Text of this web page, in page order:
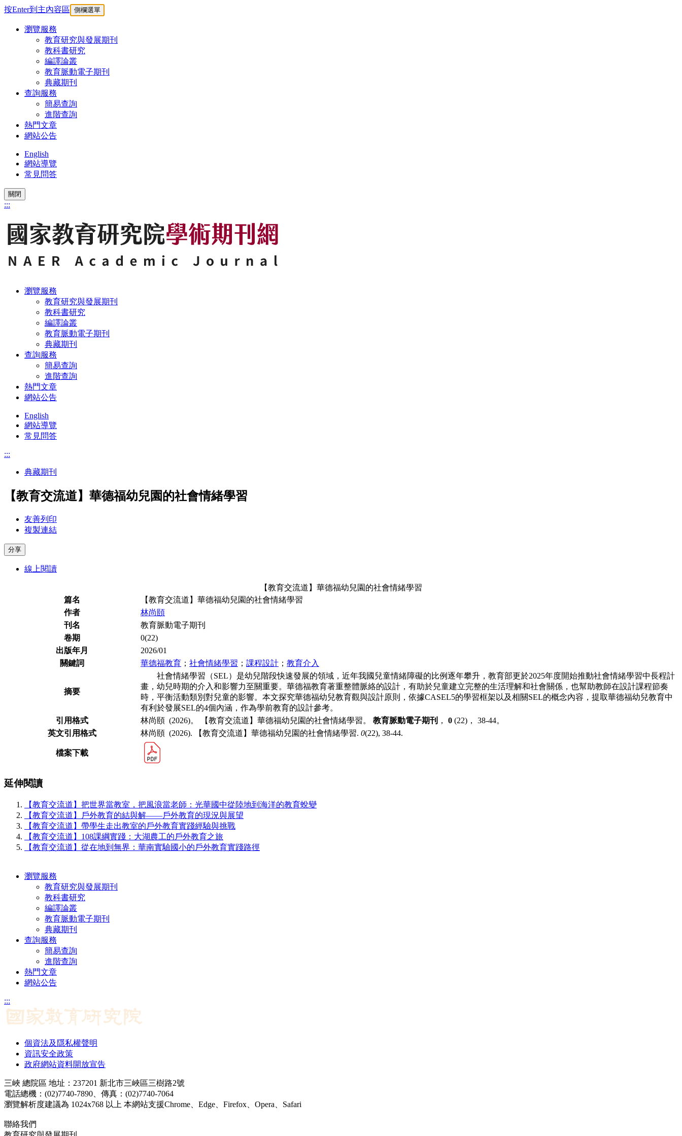
按Enter到主內容區 側欄選單
瀏覽服務
教育研究與發展期刊
教科書研究
編譯論叢
教育脈動電子期刊
典藏期刊
查詢服務
簡易查詢
進階查詢
熱門文章
網站公告
English
網站導覽
常見問答
關閉
:::
瀏覽服務
教育研究與發展期刊
教科書研究
編譯論叢
教育脈動電子期刊
典藏期刊
查詢服務
簡易查詢
進階查詢
熱門文章
網站公告
English
網站導覽
常見問答
:::
典藏期刊
【教育交流道】華德福幼兒園的社會情緒學習
友善列印
複製連結
分享
線上閱讀
【教育交流道】華德福幼兒園的社會情緒學習
篇名
【教育交流道】華德福幼兒園的社會情緒學習
作者
林尚頤
刊名
教育脈動電子期刊
卷期
0(22)
出版年月
2026/01
關鍵詞
華德福教育 ； 社會情緒學習 ； 課程設計 ； 教育介入
摘要
社會情緒學習（SEL）是幼兒階段快速發展的領域，近年我國兒童情緒障礙的比例逐年攀升，教育部更於2025年度開始推動社會情緒學習中⻑程計
畫，幼兒時期的介入和影響⼒⾄關重要。華德福教育著重整體脈絡的設計，有助於兒童建立完整的⽣活理解和社會關係，也幫助教師在設計課程節奏
時，平衡活動類別對兒童的影響。本文探究華德福幼兒教育觀與設計原則，依據CASEL5的學習框架以及相關SEL的概念內容，提取華德福幼兒教育中
有利於發展SEL的4個內涵，作為學前教育的設計參考。
引用格式
林尚頤 (2026)。 【教育交流道】華德福幼兒園的社會情緒學習。 教育脈動電子期刊 ， 0 (22)， 38-44。
英文引用格式
林尚頤 (2026). 【教育交流道】華德福幼兒園的社會情緒學習. 0(22), 38-44.
檔案下載
延伸閱讀
【教育交流道】把世界當教室，把風浪當老師：光華國中從陸地到海洋的教育蛻變
【教育交流道】⼾外教育的結與解——⼾外教育的現況與展望
【教育交流道】帶學⽣⾛出教室的⼾外教育實踐經驗與挑戰
【教育交流道】108課綱實踐：⼤湖農⼯的⼾外教育之旅
【教育交流道】從在地到無界：華南實驗國⼩的⼾外教育實踐路徑
瀏覽服務
教育研究與發展期刊
教科書研究
編譯論叢
教育脈動電子期刊
典藏期刊
查詢服務
簡易查詢
進階查詢
熱門文章
網站公告
:::
個資法及隱私權聲明
資訊安全政策
政府網站資料開放宣告
三峽 總院區 地址：237201 新北市三峽區三樹路2號
電話總機：(02)7740-7890、傳真：(02)7740-7064
瀏覽解析度建議為 1024x768 以上 本網站支援Chrome、Edge、Firefox、Opera、Safari
聯絡我們